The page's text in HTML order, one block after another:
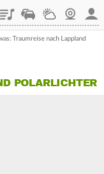
PlaylistStaupilotWetterWebcam
Traumreise nach Lappland
POLARLICHTER